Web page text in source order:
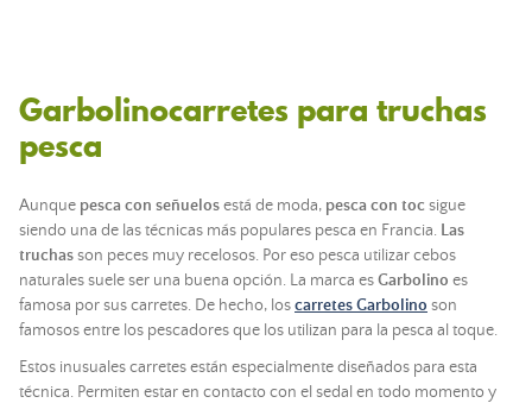
Garbolinocarretes para truchas
pesca
Aunque pesca con señuelosestá de moda, pesca con toc sigue
siendo una de las técnicas más populares pesca en Francia. Las
truchasson peces muy recelosos. Por eso pesca utilizar cebos
naturales suele ser una buena opción. La marca esGarbolino es
famosa por sus carretes. De hecho, loscarretes Garbolino son
famosos entre los pescadores que los utilizan para la pesca al toque.
Estos inusuales carretes están especialmente diseñados para esta
técnica. Permiten estar en contacto con el sedal en todo momento y